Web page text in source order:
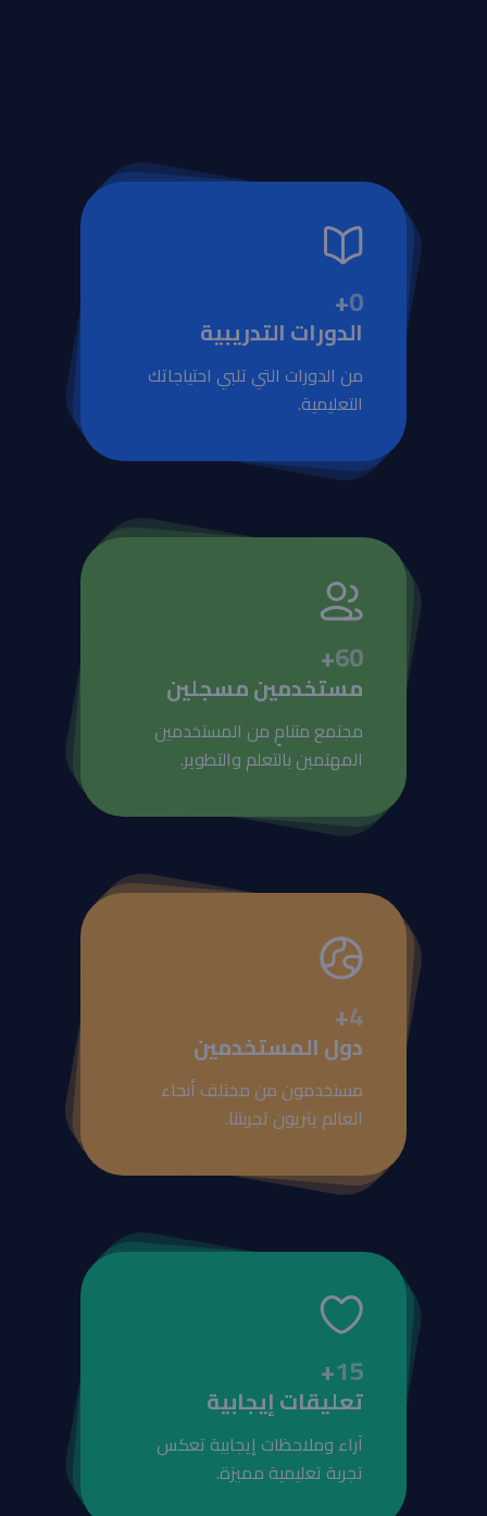
0
+
الدورات التدريبية
من الدورات التي تلبي احتياجاتك
التعليمية.
60
+
مستخدمين مسجلين
مجتمع متنامٍ من المستخدمين
المهتمين بالتعلم والتطوير.
4
+
دول المستخدمين
مستخدمون من مختلف أنحاء
العالم يثريون تجربتنا.
15
+
تعليقات إيجابية
آراء وملاحظات إيجابية تعكس
تجربة تعليمية مميزة.